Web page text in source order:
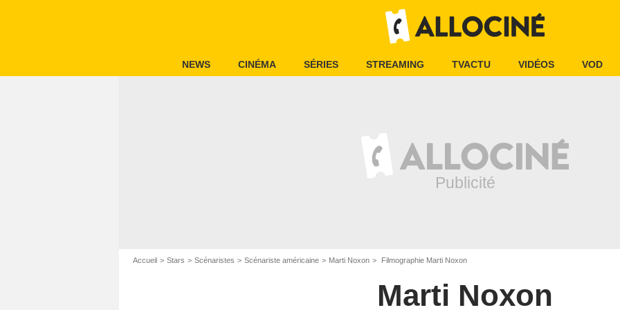
NEWS CINÉMA SÉRIES STREAMING TVACTU VIDÉOS VOD
Accueil Stars Scénaristes Scénariste américaine Marti Noxon Filmographie Marti Noxon
Marti Noxon